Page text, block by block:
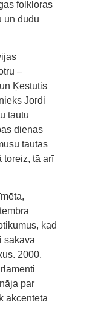
folkloras
un dūdu
–
Ķestutis
Jordi
tautu
dienas
tautas
toreiz, tā arī
kad
sakāva
2000.
par
akcentēta